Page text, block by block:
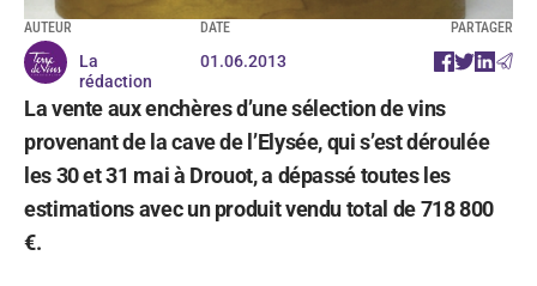
AUTEUR
La
rédaction
DATE
01.06.2013
PARTAGER
La vente aux enchères d’une sélection de vins
provenant de la cave de l’Elysée, qui s’est déroulée
les 30 et 31 mai à Drouot, a dépassé toutes les
estimations avec un produit vendu total de 718 800
€.